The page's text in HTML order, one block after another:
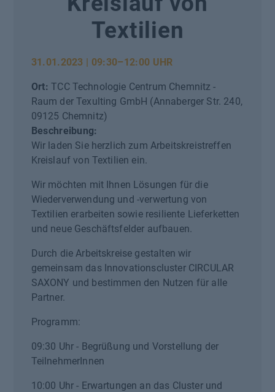
Textilien
31.01.2023 | 09:30–12:00 UHR
Ort:TCC Technologie Centrum Chemnitz -
Raum der Texulting GmbH (Annaberger Str. 240,
09125 Chemnitz)
Beschreibung:
Wir laden Sie herzlich zum Arbeitskreistreffen
Kreislauf von Textilien ein.
Wir möchten mit Ihnen Lösungen für die
Wiederverwendung und -verwertung von
Textilien erarbeiten sowie resiliente Lieferketten
und neue Geschäftsfelder aufbauen.
Durch die Arbeitskreise gestalten wir
gemeinsam das Innovationscluster CIRCULAR
SAXONY und bestimmen den Nutzen für alle
Partner.
Programm:
09:30 Uhr - Begrüßung und Vorstellung der
TeilnehmerInnen
10:00 Uhr - Erwartungen an das Cluster und